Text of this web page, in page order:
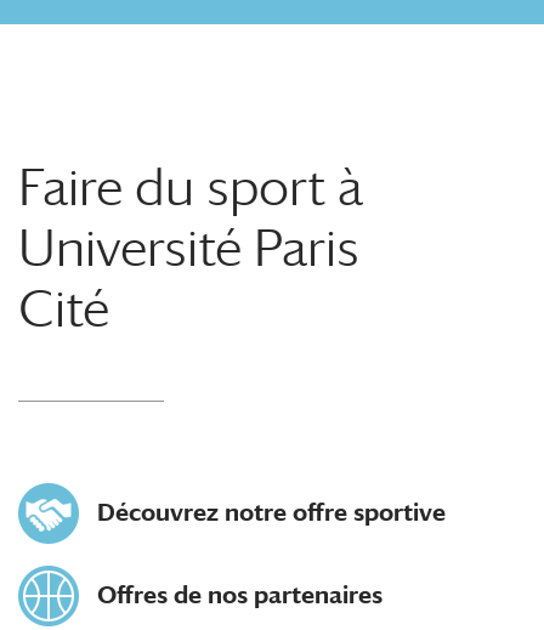
Faire du sport à
Université Paris
Cité
Découvrez notre offre sportive
Offres de nos partenaires